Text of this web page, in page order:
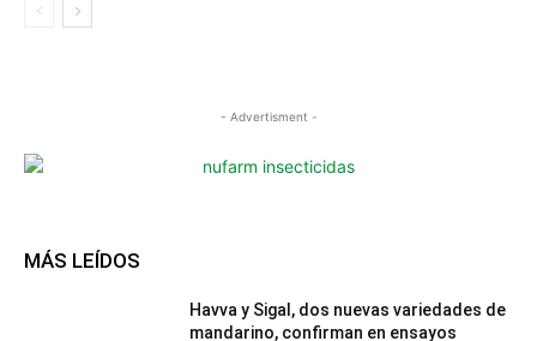
- Advertisment -
MÁS LEÍDOS
Havva y Sigal, dos nuevas variedades de
mandarino, confirman en ensayos